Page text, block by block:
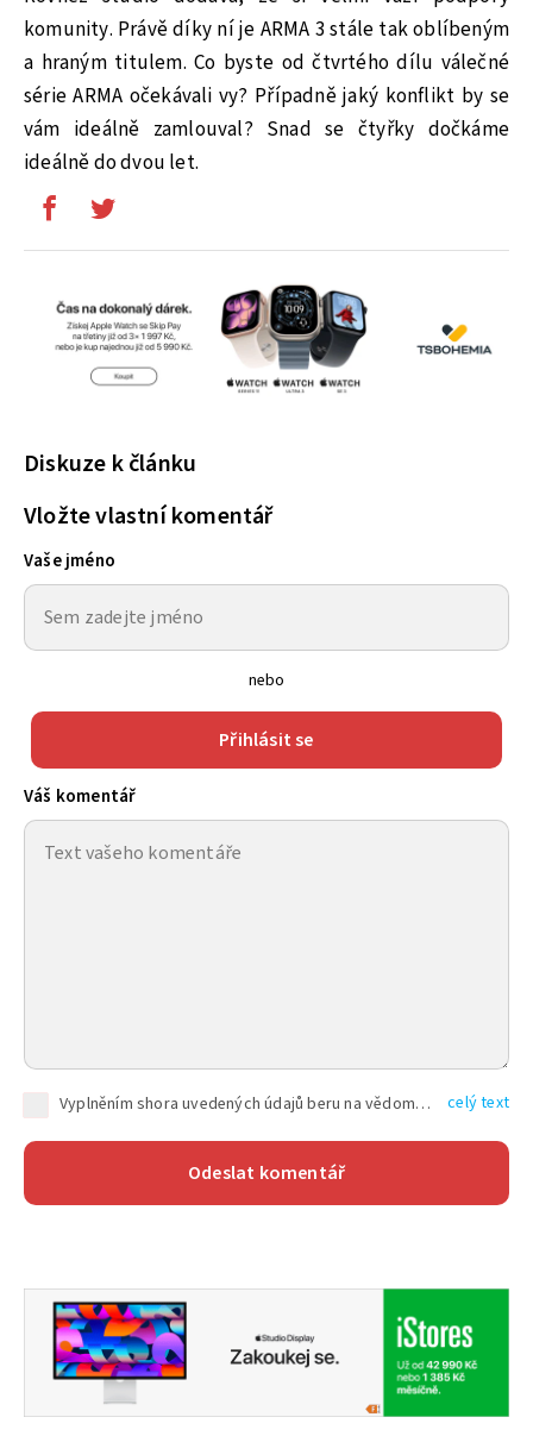
komunity. Právě díky ní je ARMA 3 stále tak oblíbeným
a hraným titulem. Co byste od čtvrtého dílu válečné
série ARMA očekávali vy? Případně jaký konflikt by se
vám ideálně zamlouval? Snad se čtyřky dočkáme
ideálně do dvou let.
Diskuze k článku
Vložte vlastní komentář
Vaše jméno
nebo
Přihlásit se
Váš komentář
Vyplněním shora uvedených údajů beru na vědomí, že společnost TEXT FACTORY s.r.o., sídlem Brno, Durďákova 336/29, Černá Pole, PSČ: 613 00, IČ: 06157831, zapsané u Krajského soudu v Brně, oddíl C, vložka 100399, bude zpracovávat mé osobní údaje uvedené v rámci mnou vyplněného registračního formuláře na základě oprávněných zájmů TEXT FACTORY s.r.o. dle čl. 6 odst. 1 písm. f) GDPR a pro splnění právních povinností (čl. 6 odst. 1 písm. c) GDPR), a to pro tyto účely: nezbytnost zajistit oprávnění návštěvníka webových stránek provozovaných společností TEXT FACTORY s.r.o. přispívat aktivně ke zveřejněným článkům nebo v rámci diskusních fór a výkon práv TEXT FACTORY s.r.o. jako administrátora těchto diskusních fór. Více informací o zpracování osobních údajů a právech lze nalézt v celý text